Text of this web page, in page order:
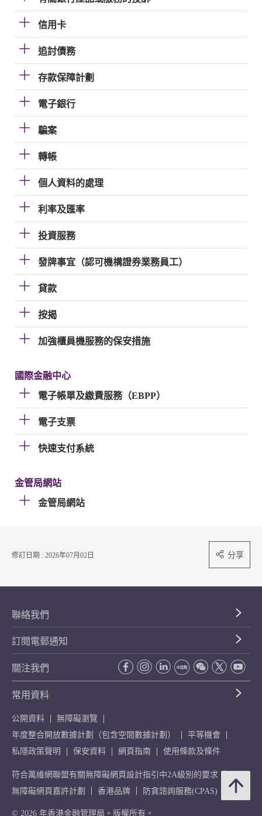
信用卡
追討債務
存款保障計劃
電子銀行
騙案
轉帳
個人資料的處理
利率及匯率
投資服務
發牌事宜（認可機構證券業務員工）
貸款
按揭
加強櫃員機服務的保安措施
國際金融中心
電子帳單及繳費服務（EBPP）
電子支票
快速支付系統
金管局網站
金管局網站
修訂日期 : 2026年07月02日 分享
聯絡我們
訂閱電郵通知
關注我們
常用資料
公開資料
無障礙瀏覽
年度整合開放數據計劃（包含空間數據計劃）
平等機會
私隱政策聲明
保安資料 網頁指南 使用條款及條件
符合萬維網聯盟有關無障礙網頁設計指引中2A級別的要求
無障礙網頁嘉許計劃
香港品牌 防貪諮詢服務(CPAS)
© 2026 年香港金融管理局。版權所有。